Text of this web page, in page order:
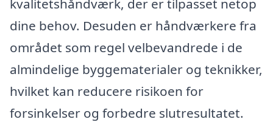
dine behov. Desuden er håndværkere fra
området som regel velbevandrede i de
almindelige byggematerialer og teknikker,
hvilket kan reducere risikoen for
forsinkelser og forbedre slutresultatet.